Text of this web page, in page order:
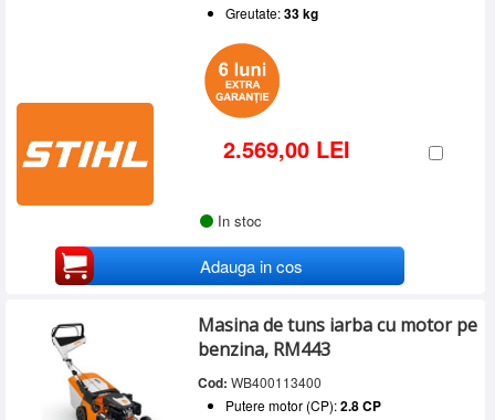
Greutate:33 kg
2.569,00 LEI
In stoc
Adauga in cos
Masina de tuns iarba cu motor pe
benzina, RM443
Cod: WB400113400
Putere motor (CP):2.8 CP